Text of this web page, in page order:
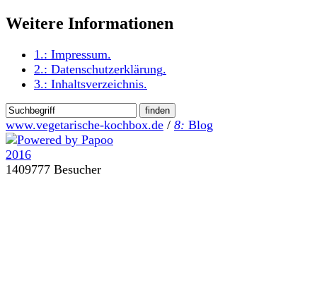
Weitere Informationen
1.: Impressum.
2.: Datenschutzerklärung.
3.: Inhaltsverzeichnis.
www.vegetarische-kochbox.de / 8: Blog
1409777 Besucher